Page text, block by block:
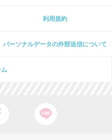
利用規約
パーソナルデータの外部送信について